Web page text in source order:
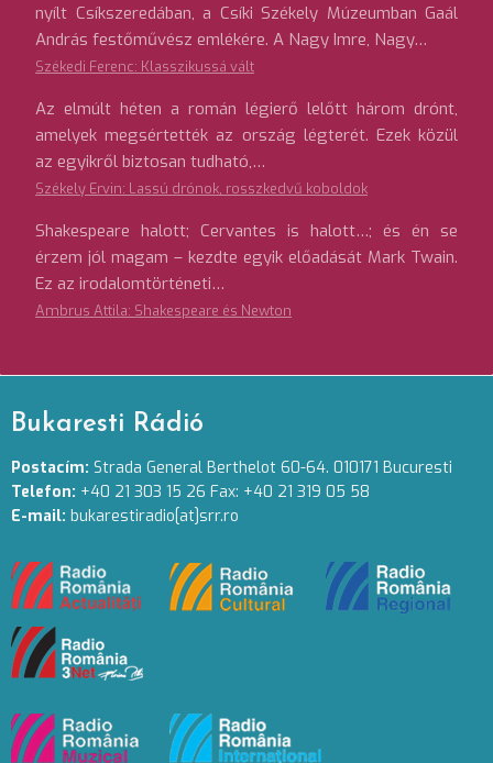
nyílt Csíkszeredában, a Csíki Székely Múzeumban Gaál
András festőművész emlékére. A Nagy Imre, Nagy…
Székedi Ferenc: Klasszikussá vált
Az elmúlt héten a román légierő lelőtt három drónt,
amelyek megsértették az ország légterét. Ezek közül
az egyikről biztosan tudható,…
Székely Ervin: Lassú drónok, rosszkedvű koboldok
Shakespeare halott; Cervantes is halott…; és én se
érzem jól magam – kezdte egyik előadását Mark Twain.
Ez az irodalomtörténeti…
Ambrus Attila: Shakespeare és Newton
Bukaresti Rádió
Postacím: Strada General Berthelot 60-64. 010171 Bucuresti
Telefon: +40 21 303 15 26 Fax: +40 21 319 05 58
E-mail: bukarestiradio[at]srr.ro